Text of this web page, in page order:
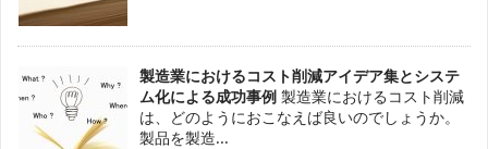
製造業におけるコスト削減アイデア集とシステ
ム化による成功事例 製造業におけるコスト削減
は、どのようにおこなえば良いのでしょうか。
製品を製造...